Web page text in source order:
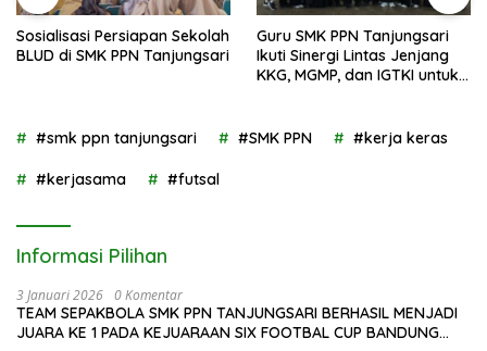
Sosialisasi Persiapan Sekolah
BLUD di SMK PPN Tanjungsari
Guru SMK PPN Tanjungsari
Ikuti Sinergi Lintas Jenjang
KKG, MGMP, dan IGTKI untuk
#smk ppn tanjungsari
#SMK PPN #kerja keras
#kerjasama #futsal
Informasi Pilihan
3 Januari 2026 0 Komentar
TEAM SEPAKBOLA SMK PPN TANJUNGSARI BERHASIL MENJADI
JUARA KE 1 PADA KEJUARAAN SIX FOOTBAL CUP BANDUNG